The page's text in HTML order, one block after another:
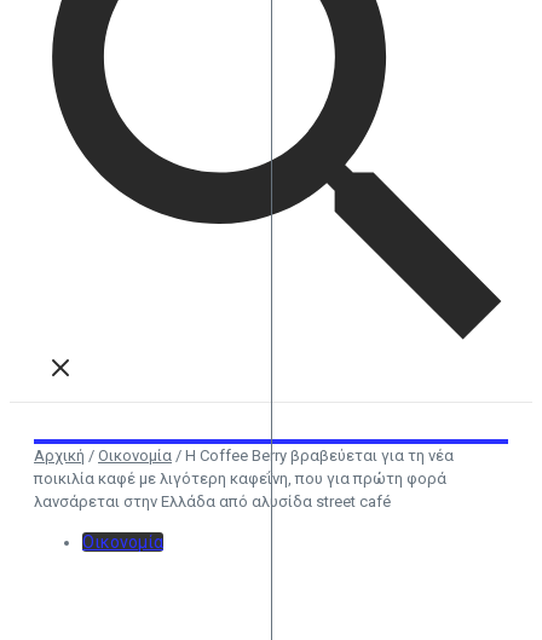
Αρχική / Οικονομία / Η Coffee Berry βραβεύεται για τη νέα
ποικιλία καφέ με λιγότερη καφεΐνη, που για πρώτη φορά
λανσάρεται στην Ελλάδα από αλυσίδα street café
Οικονομία